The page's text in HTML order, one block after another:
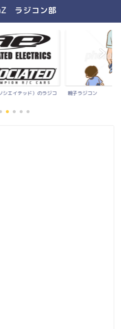
ラジコン部
シエイテッド）のラジコ
親子ラジコン